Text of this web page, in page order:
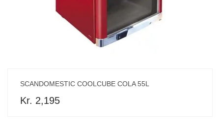
SCANDOMESTIC COOLCUBE COLA 55L
Kr. 2,195